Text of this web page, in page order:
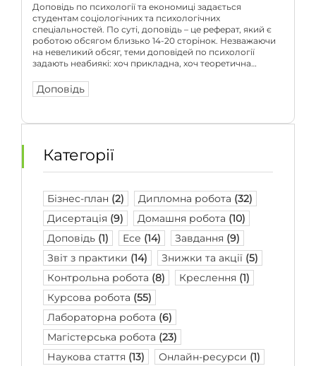
Доповідь по психології та економиці задається
студентам соціологічних та психологічних
спеціальностей. По суті, доповідь – це реферат, який є
роботою обсягом близько 14-20 сторінок. Незважаючи
на невеликий обсяг, теми доповідей по психології
задають неабиякі: хоч прикладна, хоч теоретична
навколишнім середовищем і соціумом і т.п. Якісна
доповідь передбачає наявність […]
Доповідь
Категорії
Бізнес-план (2) Дипломна робота (32)
Дисертація (9) Домашня робота (10)
Доповідь (1) Есе (14) Завдання (9)
Звіт з практики (14) Знижки та акції (5)
Контрольна робота (8) Креслення (1)
Курсова робота (55)
Лабораторна робота (6)
Магістерська робота (23)
Наукова стаття (13) Онлайн-ресурси (1)